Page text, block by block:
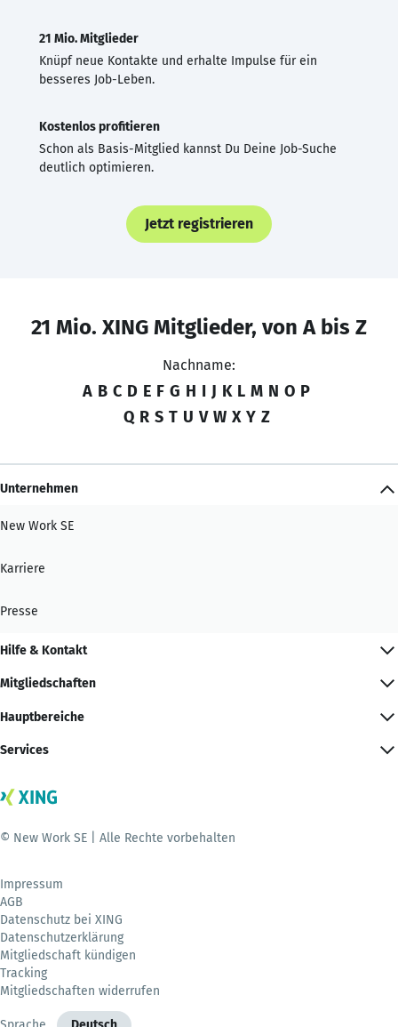
21 Mio. Mitglieder
Knüpf neue Kontakte und erhalte Impulse für ein
besseres Job-Leben.
Kostenlos profitieren
Schon als Basis-Mitglied kannst Du Deine Job-Suche
deutlich optimieren.
Jetzt registrieren
21 Mio. XING Mitglieder, von A bis Z
Nachname:
A B C D E F G H I J K L M N O P
Q R S T U V W X Y Z
Unternehmen
New Work SE
Karriere
Presse
Hilfe & Kontakt
Mitgliedschaften
Hauptbereiche
Services
© New Work SE | Alle Rechte vorbehalten
Impressum
AGB
Datenschutz bei XING
Datenschutzerklärung
Mitgliedschaft kündigen
Tracking
Mitgliedschaften widerrufen